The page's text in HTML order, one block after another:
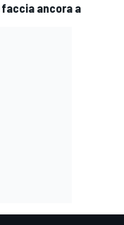
faccia ancora a